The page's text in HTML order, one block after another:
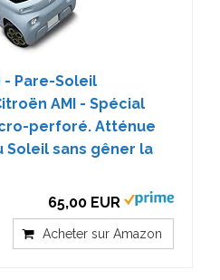
- Pare-Soleil
AMI - Spécial
perforé. Atténue
sans gêner la
65,00 EUR
Acheter sur Amazon